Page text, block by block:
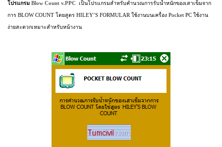
โปรแกรม Blow Count v.PPC เป็นโปรแกรมสำหรับคำนวณการรับน้ำหนักของเสาเข็มจาก
การ BLOW COUNT โดยสูตร HILEY’S FORMULAR ใช้งานบนเครื่อง Pocket PC ใช้งาน
ง่ายสะดวกเหมาะสำหรับหน้างาน